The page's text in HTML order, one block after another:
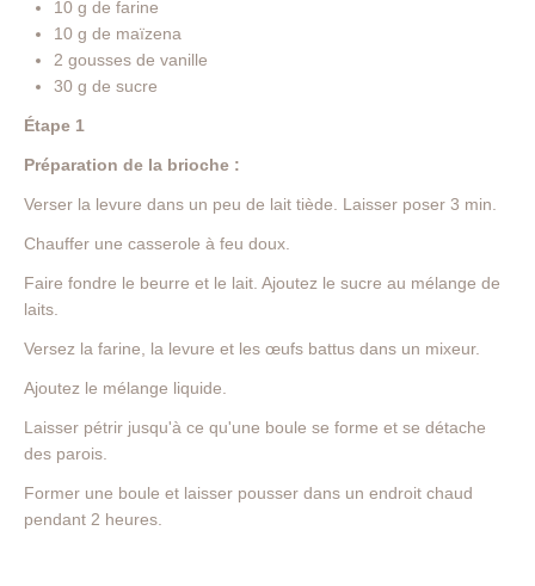
10 g de farine
10 g de maïzena
2 gousses de vanille
30 g de sucre
Étape 1
Préparation de la brioche :
Verser la levure dans un peu de lait tiède. Laisser poser 3 min.
Chauffer une casserole à feu doux.
Faire fondre le beurre et le lait. Ajoutez le sucre au mélange de
laits.
Versez la farine, la levure et les œufs battus dans un mixeur.
Ajoutez le mélange liquide.
Laisser pétrir jusqu'à ce qu'une boule se forme et se détache
des parois.
Former une boule et laisser pousser dans un endroit chaud
pendant 2 heures.